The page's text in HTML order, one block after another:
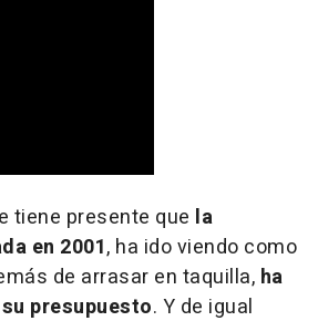
tiene presente que la
en 2001, ha ido viendo como
de arrasar en taquilla, ha
presupuesto. Y de igual